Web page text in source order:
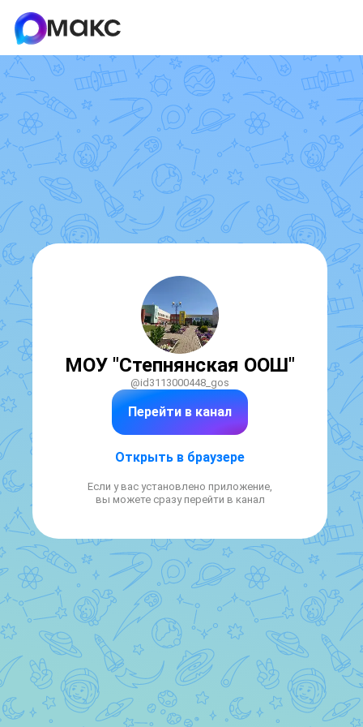
МОУ "Степнянская ООШ"
@id3113000448_gos
Перейти в канал
Открыть в браузере
Если у вас установлено приложение,
вы можете сразу перейти в канал